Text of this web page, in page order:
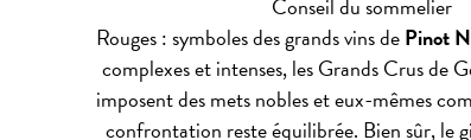
Conseil du sommelier
Rouges : symboles des grands vins dePinot
complexes et intenses, les Grands Crus de
imposent des mets nobles et eux-mêmes
confrontation reste équilibrée. Bien sûr, le